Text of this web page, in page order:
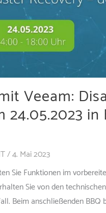
Veeam:
in
/4. Mai 2023
Sie Funktionen im
Sie von den
Beim anschließenden BBQ